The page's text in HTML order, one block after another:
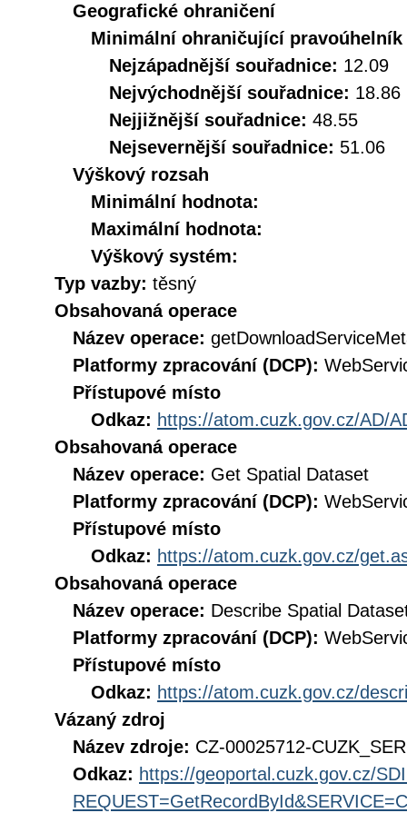
Geografické ohraničení
Minimální ohraničující pravoúhelník
Nejzápadnější souřadnice: 12.09
Nejvýchodnější souřadnice: 18.86
Nejjižnější souřadnice: 48.55
Nejsevernější souřadnice: 51.06
Výškový rozsah
Minimální hodnota:
Maximální hodnota:
Výškový systém:
Typ vazby: těsný
Obsahovaná operace
Název operace:
Platformy zpracování (DCP):
Přístupové místo
Odkaz: https://atom.cuzk.gov.cz/AD/
Obsahovaná operace
Název operace: Get Spatial Dataset
Platformy zpracování (DCP):
Přístupové místo
Odkaz: https://atom.cuzk.gov.cz/
Obsahovaná operace
Název operace: Describe Spatial
Platformy zpracování (DCP):
Přístupové místo
Odkaz: https://atom.cuzk.gov.cz/
Vázaný zdroj
Název zdroje: CZ-00025712-
Odkaz: https://geoportal.cuzk.gov.cz/